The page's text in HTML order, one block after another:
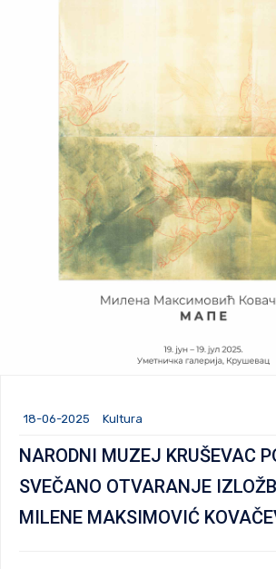
18-06-2025 Kultura
NARODNI MUZEJ KRUŠEVAC
SVEČANO OTVARANJE
MILENE MAKSIMOVIĆ